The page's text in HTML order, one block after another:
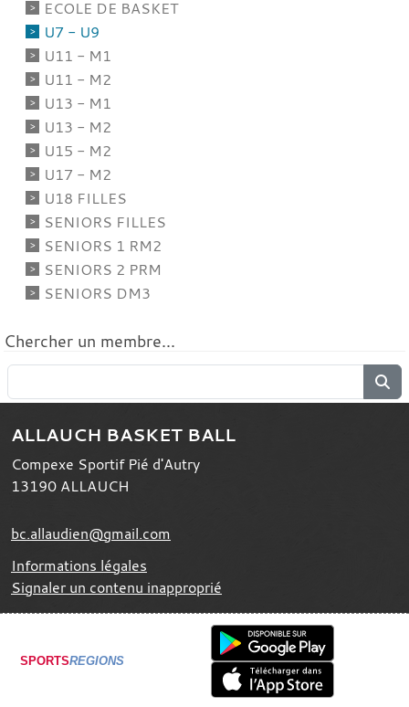
ECOLE DE BASKET
U7 - U9
U11 - M1
U11 - M2
U13 - M1
U13 - M2
U15 - M2
U17 - M2
U18 FILLES
SENIORS FILLES
SENIORS 1 RM2
SENIORS 2 PRM
SENIORS DM3
Chercher un membre...
ALLAUCH BASKET BALL
Compexe Sportif Pié d'Autry
13190 ALLAUCH
bc.allaudien@gmail.com
Informations légales
Signaler un contenu inapproprié
SPORTSREGIONS